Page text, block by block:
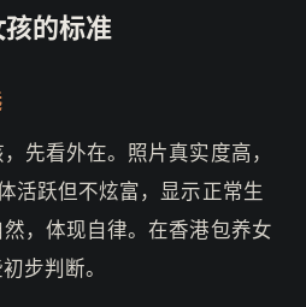
的标准
先看外在。照片真实度高，
活跃但不炫富，显示正常生
，体现自律。在香港包养女
步判断。